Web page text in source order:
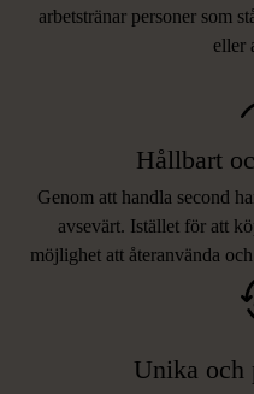
arbetstränar personer som
eller
Hållbart
Genom att handla second
avsevärt. Istället för att
möjlighet att återanvända
Unika och